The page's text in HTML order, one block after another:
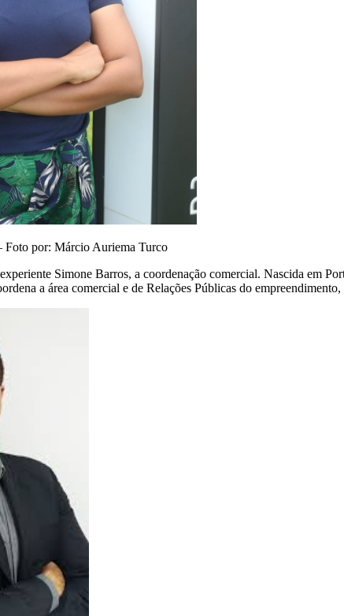
Foto por: Márcio Auriema Turco
Simone Barros, a coordenação comercial. Nascida em
a área comercial e de Relações Públicas do